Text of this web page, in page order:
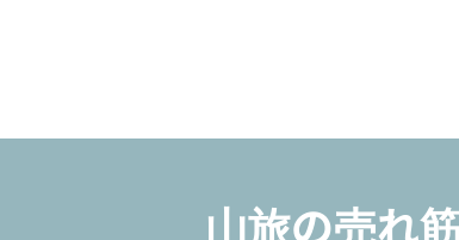
山旅の売れ